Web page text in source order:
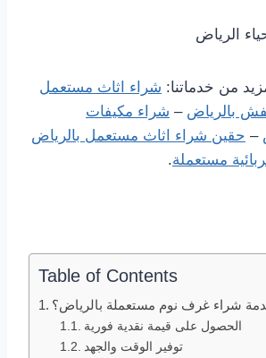
الرياض
من خدماتنا: شراء اثاث مستعمل
بالرياض – شراء مكيفات
– حقين شراء اثاث مستعمل بالرياض
مستعملة.
Table of Contents
شراء غرف نوم مستعملة بالرياض؟
الحصول على قيمة نقدية فورية
توفير الوقت والجهد